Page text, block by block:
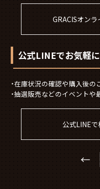
GRACISオン
公式LINEでお気軽
在庫状況の確認や購入後の
抽選販売などのイベントや
公式LINEで
←